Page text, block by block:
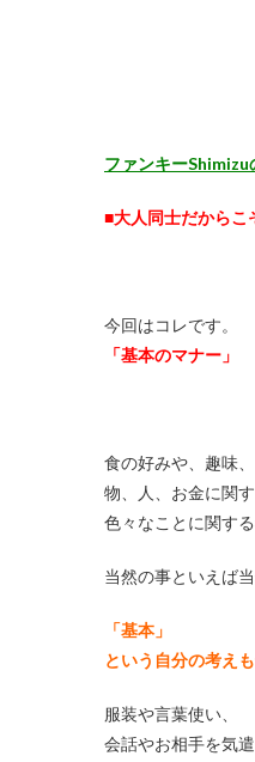
ファンキー
■大人同士だからこ
今回はコレです。
「基本のマナー」
食の好みや、趣味、
物、人、お金に関す
色々なことに関す
当然の事といえば当
「基本」
という自分の考えも
服装や言葉使い、
会話やお相手を気遣